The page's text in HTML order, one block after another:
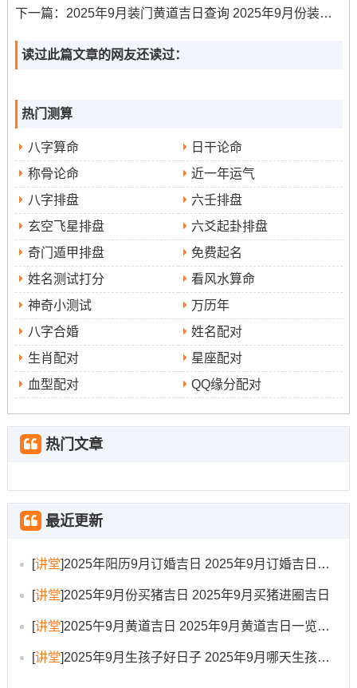
5-6点到晚9-10点共有五个时段可选;但冲狗煞南，属狗者不
9月27日（农历八月初六 星期六），吉时为下午1-2点还有
据家庭具体情况选择最合适的。
搬家吉日的注意事项跟习俗
选择吉日仅是成功搬家的一部分- 还有许多细节需要注意？
第一要考虑个人实际情况，如工作日安排、搬家公司档期
等;建议提前规划做好准备！
除此之外要关注当地气候条件，9月虽天气转凉，但仍需避
开雨天搬迁！吉时跟吉方位相结合也极为重要；2025年太
岁在东南，岁破在西北，搬家时应尽量减少从在这两个方
位开始、也避开三煞位东方！
搬家的传统习俗也不容忽视:要准备标记衣食无忧的米桶、
后手持吉祥物依次进入，并多说吉利话；
应避免外借物品 保持灯火通明以固财气！
个性化选择例子拆开看
人而异？假设有人生于1985年8月8日午时（公历）、其八
字为乙丑、甲申、己卯、庚午,五行分布为木土、木金、土
下一篇： 2025年9月装门黄道吉日查询 2025年9月份装门吉日
读过此篇文章的网友还读过：
热门测算
八字算命
日干论命
称骨论命
近一年运气
八字排盘
六壬排盘
玄空飞星排盘
六爻起卦排盘
奇门遁甲排盘
免费起名
姓名测试打分
看风水算命
神奇小测试
万历年
八字合婚
姓名配对
生肖配对
星座配对
血型配对
QQ缘分配对
热门文章
最近更新
[讲堂]2025年阳历9月订婚吉日 2025年9月订婚吉日有哪几天
[讲堂]2025年9月份买猪吉日 2025年9月买猪进圈吉日
[讲堂]2025午9月黄道吉日 2025年9月黄道吉日一览表大全
[讲堂]2025年9月生孩子好日子 2025年9月哪天生孩子比较好